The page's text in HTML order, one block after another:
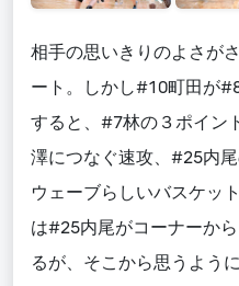
相手の思いきりのよさが
ート。しかし#10町田が
すると、#7林の３ポイン
澤につなぐ速攻、#25内
ウェーブらしいバスケッ
は#25内尾がコーナーか
るが、そこから思うよう